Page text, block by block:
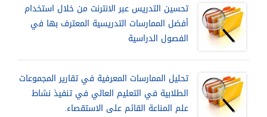
تحسين التدريس عبر الانترنت من خلال استخدام
أفضل الممارسات التدريسية المعترف بها في
الفصول الدراسية
تحليل الممارسات المعرفية في تقارير المجموعات
الطلابية في التعليم العالي في تنفيذ نشاط
علم المناعة القائم على الاستقصاء.